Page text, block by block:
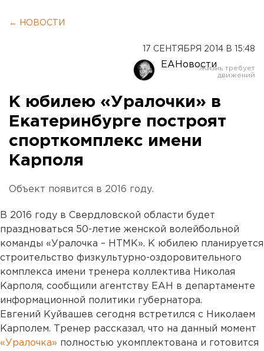
← НОВОСТИ
17 СЕНТЯБРЯ 2014 В 15:48
ЕАНовости
К юбилею «Уралочки» в
Екатеринбурге построят
спорткомплекс имени
Карполя
Объект появится в 2016 году.
В 2016 году в Свердловской области будет
праздноваться 50-летие женской волейбольной
команды «Уралочка – НТМК». К юбилею планируется
строительство физкультурно-оздоровительного
комплекса имени тренера коллектива Николая
Карполя, сообщили агентству ЕАН в департаменте
информационной политики губернатора.
Евгений Куйвашев сегодня встретился с Николаем
Карполем. Тренер рассказал, что на данный момент
«Уралочка» полностью укомплектована и готовится